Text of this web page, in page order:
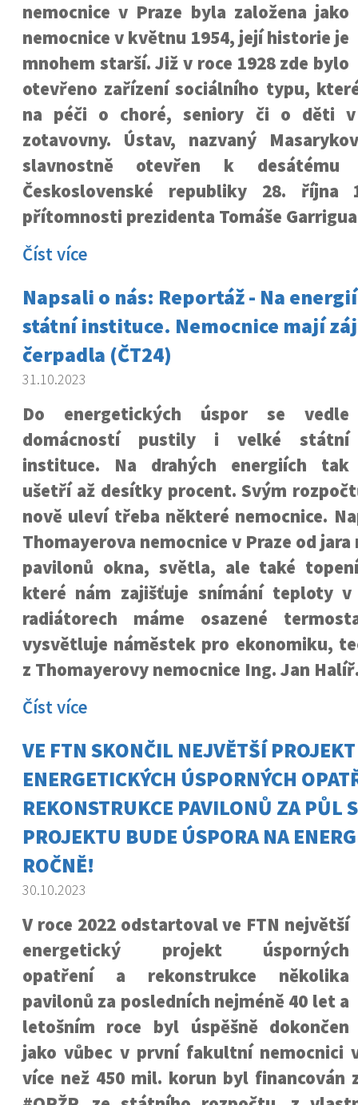
nemocnice v Praze byla založena jako
nemocnice v květnu 1954, její historie je
mnohem starší. Již v roce 1928 zde bylo
otevřeno zařízení sociálního typu,
na péči o choré, seniory či o děti v
zotavovny. Ústav, nazvaný
slavnostně otevřen k desátému
Československé republiky 28.
přítomnosti prezidenta Tomáše
Číst více
Napsali o nás: Reportáž - Na
státní instituce. Nemocnice mají
čerpadla (ČT24)
31.10.2023
Do energetických úspor se vedle
domácností pustily i velké státní
instituce. Na drahých energiích tak
ušetří až desítky procent. Svým
nově uleví třeba některé nemocnice.
Thomayerova nemocnice v Praze od
pavilonů okna, světla, ale také
které nám zajišťuje snímání teploty
radiátorech máme osazené
vysvětluje náměstek pro ekonomiku,
z Thomayerovy nemocnice Ing. Jan
Číst více
VE FTN SKONČIL NEJVĚTŠÍ PROJEKT
ENERGETICKÝCH ÚSPORNÝCH
REKONSTRUKCE PAVILONŮ ZA PŮL
PROJEKTU BUDE ÚSPORA NA
ROČNĚ!
30.10.2023
V roce 2022 odstartoval ve FTN největší
energetický projekt úsporných
opatření a rekonstrukce několika
pavilonů za posledních nejméně 40 let a
letošním roce byl úspěšně dokončen
jako vůbec v první fakultní nemocnici
více než 450 mil. korun byl financován